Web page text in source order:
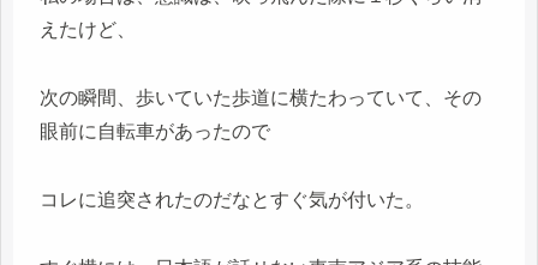
えたけど、
次の瞬間、歩いていた歩道に横たわっていて、その
眼前に自転車があったので
コレに追突されたのだなとすぐ気が付いた。